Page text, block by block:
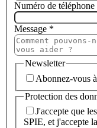
Numéro de téléphone
Message *
Newsletter
Abonnez-vous
Protection des
J'accepte que
SPIE, et j'accepte la